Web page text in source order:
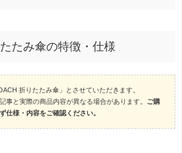
たみ傘の特徴・仕様
折りたたみ傘」とさせていただきます。
事と実際の商品内容が異なる場合があります。 ご購
仕様・内容をご確認ください。